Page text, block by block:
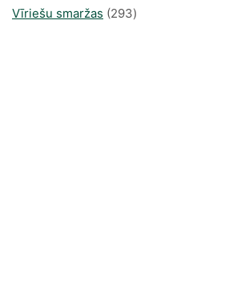
produkts
Vīriešu smaržas 293293